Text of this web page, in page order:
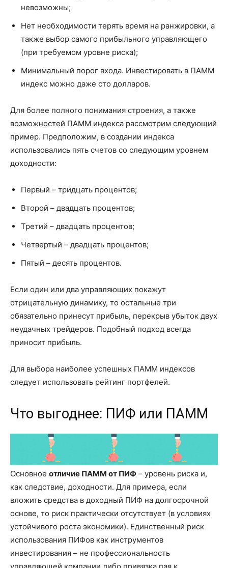
невозможны;
Нет необходимости терять время на ранжировки, а
также выбор самого прибыльного управляющего
(при требуемом уровне риска);
Минимальный порог входа. Инвестировать в ПАММ
индекс можно даже сто долларов.
Для более полного понимания строения, а также
возможностей ПАММ индекса рассмотрим следующий
пример. Предположим, в создании индекса
использовались пять счетов со следующим уровнем
доходности:
Первый – тридцать процентов;
Второй – двадцать процентов;
Третий – двадцать процентов;
Четвертый – двадцать процентов;
Пятый – десять процентов.
Если один или два управляющих покажут
отрицательную динамику, то остальные три
обязательно принесут прибыль, перекрыв убыток двух
неудачных трейдеров. Подобный подход всегда
приносит прибыль.
Для выбора наиболее успешных ПАММ индексов
следует использовать рейтинг портфелей.
Что выгоднее: ПИФ или ПАММ
Основное отличие ПАММ от ПИФ – уровень риска и,
как следствие, доходности. Для примера, если
вложить средства в доходный ПИФ на долгосрочной
основе, то риск практически отсутствует (в условиях
устойчивого роста экономики). Единственный риск
использования ПИФов как инструментов
инвестирования – не профессиональность
управляющей компании либо привязка пая к